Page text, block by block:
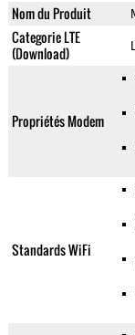
Nom du Produit
Categorie LTE
(Download)
Propriétés Modem
Standards WiFi